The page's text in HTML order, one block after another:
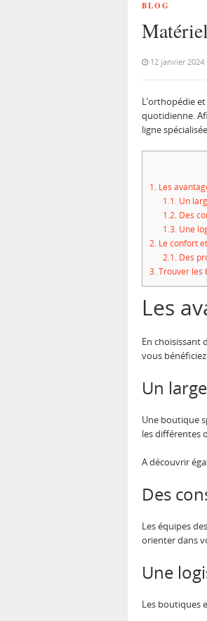
BLOG
12 janvier 2024
L’orthopédie
quotidienne.
ligne
1. Les
1.1.Un
1.2.Des
1.3.Une
2. Le confort
2.1.Des
3.Trouver les
Les
En choisissant
vous
Un
Une boutique
les différentes
A découvrir
Des
Les équipes
orienter dans
Une
Les boutiques